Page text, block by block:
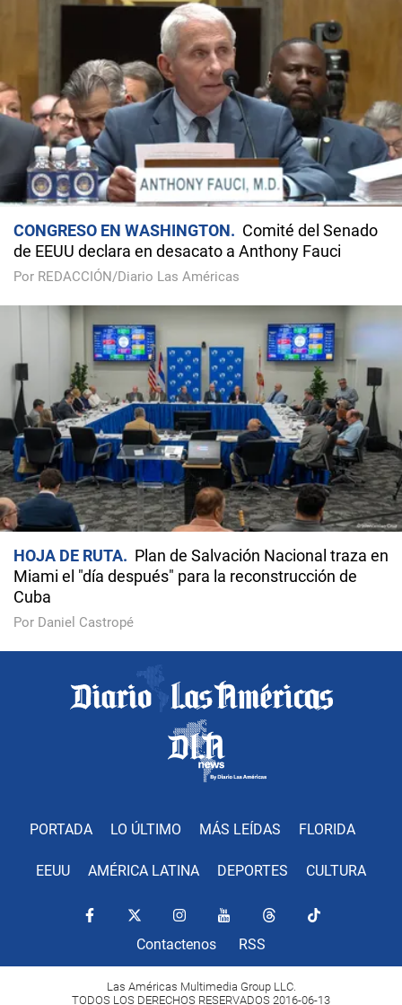
CONGRESO EN WASHINGTON
Comité del Senado
de EEUU declara en desacato a Anthony Fauci
Por REDACCIÓN/Diario Las Américas
HOJA DE RUTA
Plan de Salvación Nacional traza en
Miami el "día después" para la reconstrucción de
Cuba
Por Daniel Castropé
PORTADA LO ÚLTIMO MÁS LEÍDAS FLORIDA
EEUU AMÉRICA LATINA DEPORTES CULTURA
Contactenos RSS
Las Américas Multimedia Group LLC.
TODOS LOS DERECHOS RESERVADOS 2016-06-13